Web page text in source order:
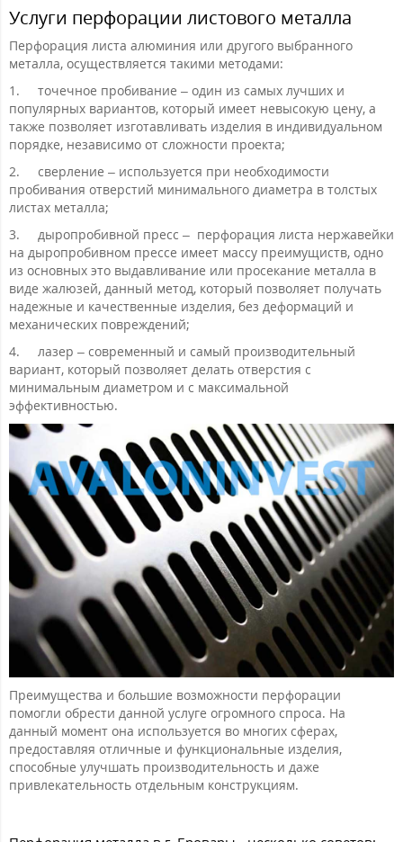
Услуги перфорации листового металла
Перфорация листа алюминия или другого выбранного
металла, осуществляется такими методами:
1.
точечное пробивание – один из самых лучших и
популярных вариантов, который имеет невысокую цену, а
также позволяет изготавливать изделия в индивидуальном
порядке, независимо от сложности проекта;
2.
сверление – используется при необходимости
пробивания отверстий минимального диаметра в толстых
листах металла;
3.
дыропробивной пресс – перфорация листа нержавейки
на дыропробивном прессе имеет массу преимущиств, одно
из основных это выдавливание или просекание металла в
виде жалюзей, данный метод, который позволяет получать
надежные и качественные изделия, без деформаций и
механических повреждений;
4.
лазер – современный и самый производительный
вариант, который позволяет делать отверстия с
минимальным диаметром и с максимальной
эффективностью.
Преимущества и большие возможности перфорации
помогли обрести данной услуге огромного спроса. На
данный момент она используется во многих сферах,
предоставляя отличные и функциональные изделия,
способные улучшать производительность и даже
привлекательность отдельным конструкциям.